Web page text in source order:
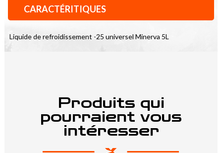
CARACTÉRITIQUES
Liquide de refroidissement -25 universel Minerva 5L
Produits qui
pourraient vous
intéresser